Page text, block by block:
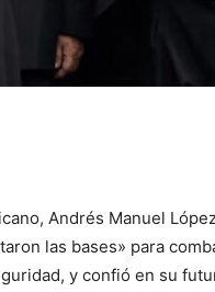
Andrés Manuel
las bases» para
y confió en su